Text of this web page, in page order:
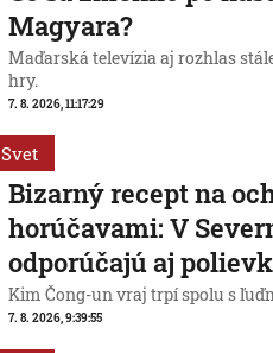
Magyara?
Maďarská televízia aj rozhlas
hry.
7. 8. 2026, 11:17:29
Svet
Bizarný recept na
horúčavami: V
odporúčajú aj
Kim Čong-un vraj trpí spolu s
7. 8. 2026, 9:39:55